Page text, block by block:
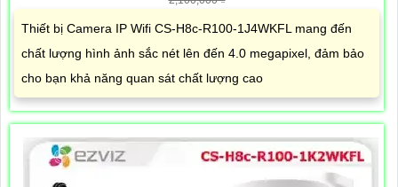
Thiết bị Camera IP Wifi CS-H8c-R100-1J4WKFL mang đến
chất lượng hình ảnh sắc nét lên đến 4.0 megapixel, đảm bảo
cho bạn khả năng quan sát chất lượng cao